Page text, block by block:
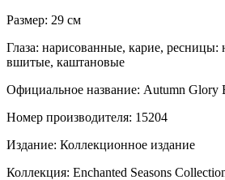
Размер: 29 см
Глаза: нарисованные, карие,
вшитые, каштановые
Официальное название: Autumn Glory
Номер производителя: 15204
Издание: Коллекционное издание
Коллекция: Enchanted Seasons